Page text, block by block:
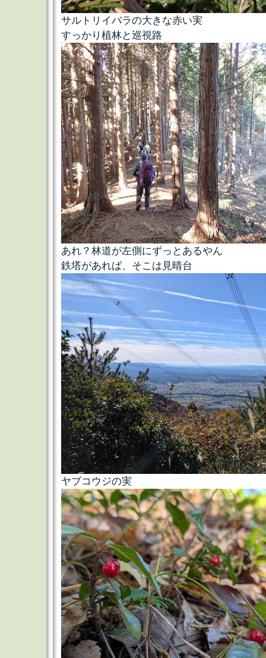
サルトリイバラの大きな赤い実
すっかり植林と巡視路
あれ？林道が左側にずっとあるやん
鉄塔があれば、そこは見晴台
ヤブコウジの実